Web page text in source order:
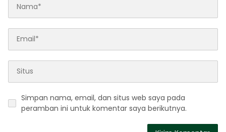
Simpan nama, email, dan situs web saya pada
peramban ini untuk komentar saya berikutnya.